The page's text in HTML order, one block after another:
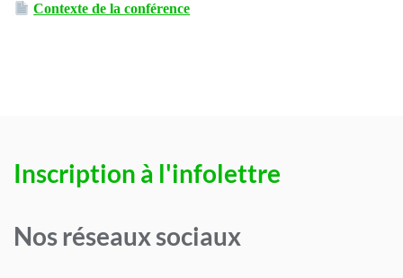
Contexte de la conférence
Inscription à l'infolettre
Nos réseaux sociaux